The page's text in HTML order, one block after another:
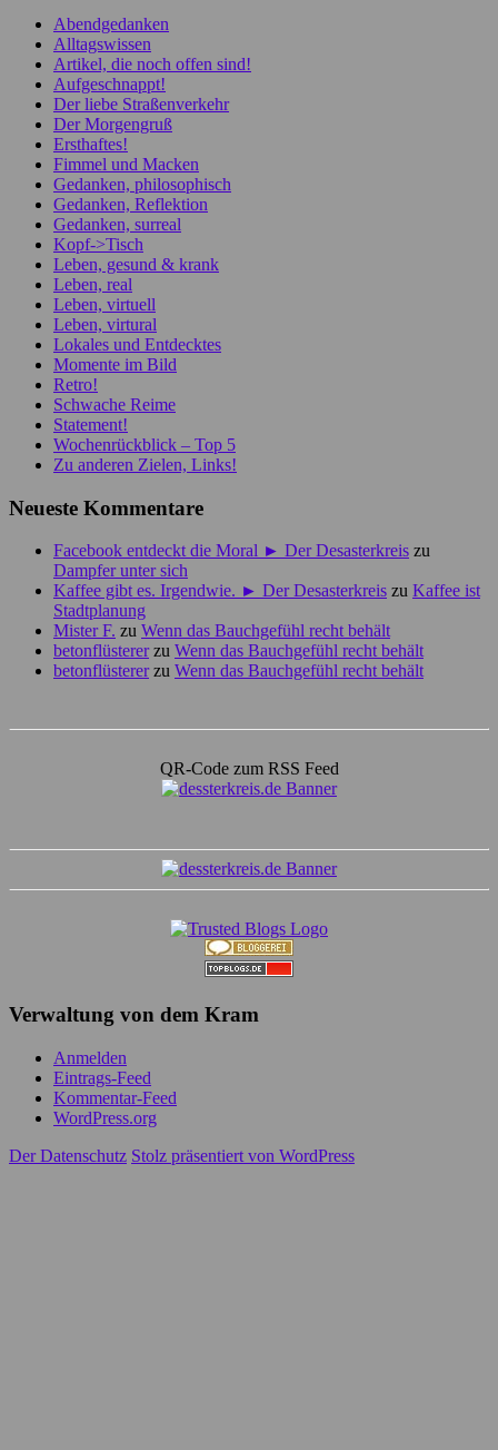
Abendgedanken
Alltagswissen
Artikel, die noch offen sind!
Aufgeschnappt!
Der liebe Straßenverkehr
Der Morgengruß
Ersthaftes!
Fimmel und Macken
Gedanken, philosophisch
Gedanken, Reflektion
Gedanken, surreal
Kopf->Tisch
Leben, gesund & krank
Leben, real
Leben, virtuell
Leben, virtural
Lokales und Entdecktes
Momente im Bild
Retro!
Schwache Reime
Statement!
Wochenrückblick – Top 5
Zu anderen Zielen, Links!
Neueste Kommentare
Facebook entdeckt die Moral ► Der Desasterkreis zu
Dampfer unter sich
Kaffee gibt es. Irgendwie. ► Der Desasterkreis zu Kaffee ist
Stadtplanung
Mister F. zu Wenn das Bauchgefühl recht behält
betonflüstererzu Wenn das Bauchgefühl recht behält
betonflüstererzu Wenn das Bauchgefühl recht behält
QR-Code zum RSS Feed
Verwaltung von dem Kram
Anmelden
Eintrags-Feed
Kommentar-Feed
WordPress.org
Der Datenschutz Stolz präsentiert von WordPress